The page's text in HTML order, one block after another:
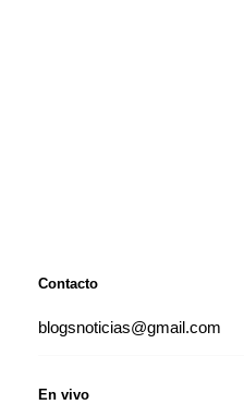
Contacto
blogsnoticias@gmail.com
En vivo